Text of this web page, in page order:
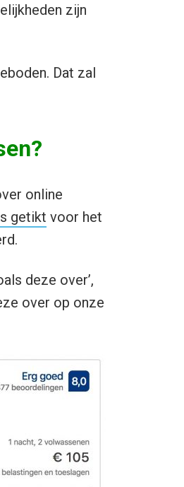
zijn
Dat zal
online
getikt voor het
deze over’,
over op onze